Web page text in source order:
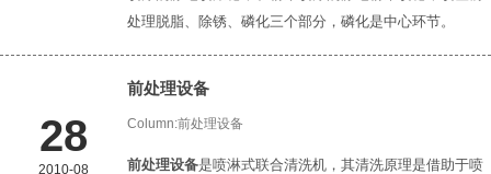
处理脱脂、除锈、磷化三个部分，磷化是中心环节。
28
2010-08
前处理设备
Column:前处理设备
前处理设备是喷淋式联合清洗机，其清洗原理是借助于喷